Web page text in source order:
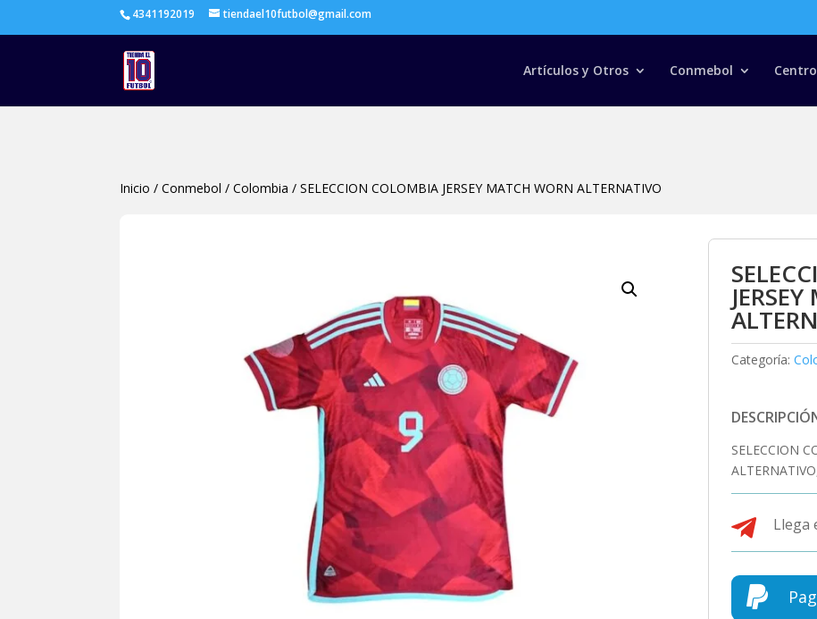
4341192019 tiendael10futbol@gmail.com
Artículos y Otros Conmebol
Búsqueda
productos
Inicio /Conmebol /Colombia /SELECCION COLOMBIA JERSEY MATCH WORN ALTERNATIVO
Categoría:
SELECCION
 Llega
